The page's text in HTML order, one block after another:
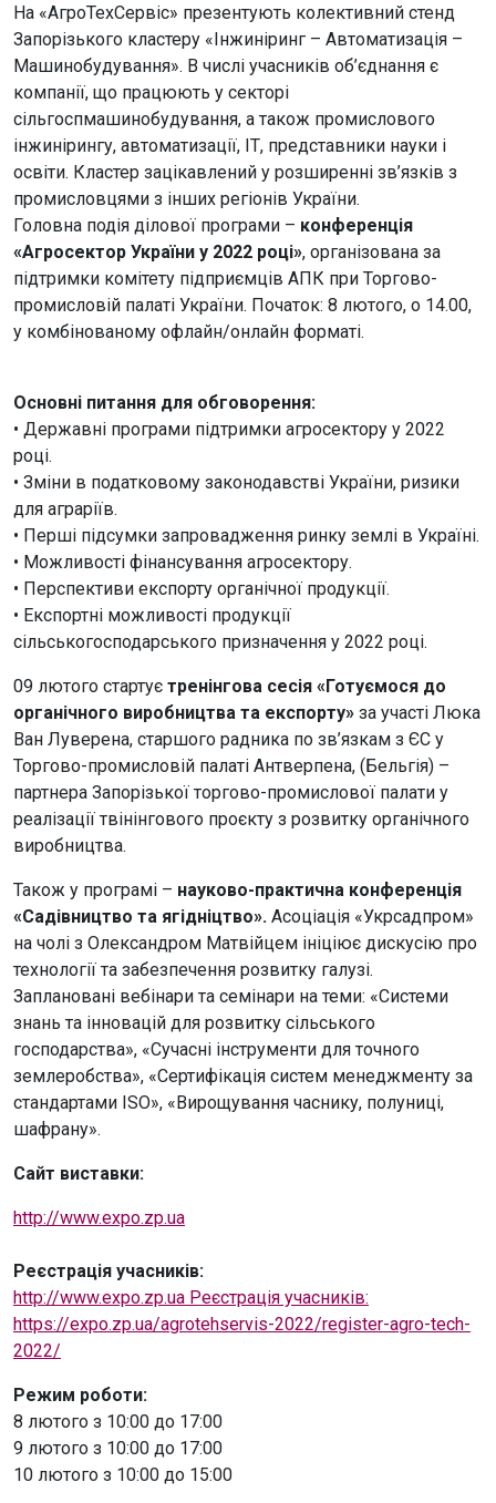
На «АгроТехСервіс» презентують колективний стенд
Запорізького кластеру «Інжиніринг – Автоматизація –
Машинобудування». В числі учасників об’єднання є
компанії, що працюють у секторі
сільгоспмашинобудування, а також промислового
інжинірингу, автоматизації, ІТ, представники науки і
освіти. Кластер зацікавлений у розширенні зв’язків з
промисловцями з інших регіонів України.
Головна подія ділової програми – конференція
«Агросектор України у 2022 році», організована за
підтримки комітету підприємців АПК при Торгово-
промисловій палаті України. Початок: 8 лютого, о 14.00,
у комбінованому офлайн/онлайн форматі.
Основні питання для обговорення:
• Державні програми підтримки агросектору у 2022
році.
• Зміни в податковому законодавстві України, ризики
для аграріїв.
• Перші підсумки запровадження ринку землі в Україні.
• Можливості фінансування агросектору.
• Перспективи експорту органічної продукції.
• Експортні можливості продукції
сільськогосподарського призначення у 2022 році.
09 лютого стартує тренінгова сесія «Готуємося до
органічного виробництва та експорту» за участі Люка
Ван Луверена, старшого радника по зв’язкам з ЄС у
Торгово-промисловій палаті Антверпена, (Бельгія) –
партнера Запорізької торгово-промислової палати у
реалізації твінінгового проєкту з розвитку органічного
виробництва.
Також у програмі – науково-практична конференція
«Садівництво та ягідніцтво». Асоціація «Укрсадпром»
на чолі з Олександром Матвійцем ініціює дискусію про
технології та забезпечення розвитку галузі.
Заплановані вебінари та семінари на теми: «Системи
знань та інновацій для розвитку сільського
господарства», «Сучасні інструменти для точного
землеробства», «Сертифікація систем менеджменту за
стандартами ISO», «Вирощування часнику, полуниці,
шафрану».
Cайт виставки:
http://www.expo.zp.ua
Реєстрація учасників:
http://www.expo.zp.ua Реєстрація учасників:
https://expo.zp.ua/agrotehservis-2022/register-agro-tech-
2022/
Режим роботи:
8 лютого з 10:00 до 17:00
9 лютого з 10:00 до 17:00
10 лютого з 10:00 до 15:00